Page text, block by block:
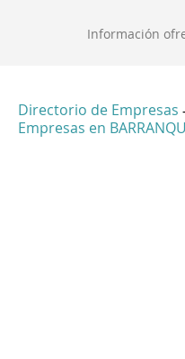
Información
Directorio de Empresas
Empresas en